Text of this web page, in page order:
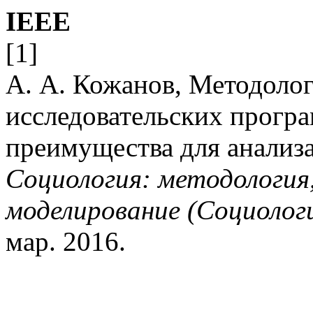
IEEE
[1]
А. А. Кожанов,
исследовательских
преимущества для
Социология:
моделирование
мар. 2016.